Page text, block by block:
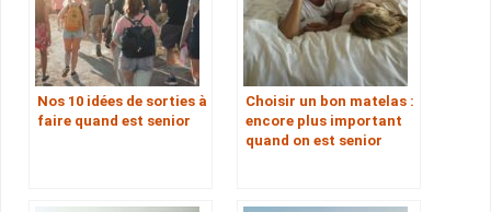
Nos 10 idées de sorties à
faire quand est senior
Choisir un bon matelas :
encore plus important
quand on est senior